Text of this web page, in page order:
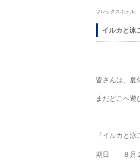
フレックスホテル
イルカと泳
皆さんは、夏
まだどこへ遊
『イルカと泳
期日 ８月